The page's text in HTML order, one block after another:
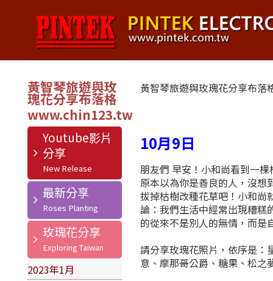
黃智琴旅遊與玫
瑰花分享布落格
Youtube影片
分享
最新分享
玫瑰花分享
2023年1月
黃智琴旅遊與玫瑰花分享布落
10月9日
朋友們 早安！小和尚看到一
原本以為你是善良的人，沒想
拔掉枯樹改種花草吧！小和尚
論：我們生活中經常出現糟糕
的從來不是別人的無情，而是
請分享玫瑰花照片，依序是：
意、摩那哥公爵、糖果、松之